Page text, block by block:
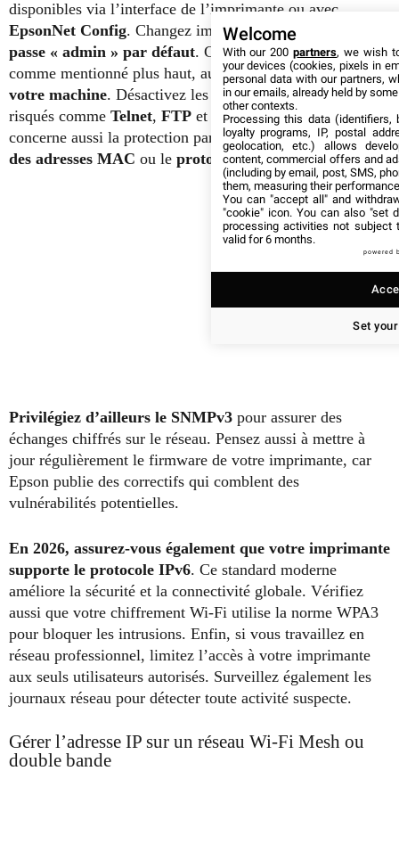
disponibles via l’interface de l’imprimante ou avec
EpsonNet Config. Changez impérativement
passe « admin » par défaut. Ce dernier correspond,
comme mentionné plus haut, au
numéro de série de
votre machine. Désactivez les protocoles obsolètes et
risqués comme Telnet, FTP et SNMPv1/v2. Cela
concerne aussi la protection par mot de passe, lefiltrage
des adresses MAC ou le protocole SNMP sécurisé.
Privilégiez d’ailleurs le SNMPv3 pour assurer des
échanges chiffrés sur le réseau. Pensez aussi à mettre à
jour régulièrement le firmware de votre imprimante, car
Epson publie des correctifs qui comblent des
vulnérabilités potentielles.
En 2026, assurez-vous également que votre imprimante
supporte le protocole IPv6. Ce standard moderne
améliore la sécurité et la connectivité globale. Vérifiez
aussi que votre chiffrement Wi-Fi utilise la norme WPA3
pour bloquer les intrusions. Enfin, si vous travaillez en
réseau professionnel, limitez l’accès à votre imprimante
aux seuls utilisateurs autorisés. Surveillez également les
journaux réseau pour détecter toute activité suspecte.
Gérer l’adresse IP sur un réseau Wi-Fi Mesh ou
double bande
Welcome
With our 200partners, we wish
your devices (cookies, pixels in
personal data with our partners,
in our emails, already held by
other contexts.
Processing this data (identifiers,
loyalty programs, IP, postal
geolocation, etc.) allows
content, commercial offers and
(including by email, post, SMS,
them, measuring their
You can "accept all" and
"cookie" icon. You can also "set
processing activities not subject
valid for 6 months.
powered
Set